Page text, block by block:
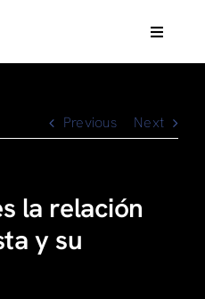
Toggle
Previous Next
la relación
y su